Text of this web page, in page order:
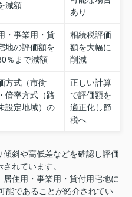
減額
あり
・事業用・貸
地の評価額を
％まで減額
相続税評価
額を大幅に
削減
方式（市街
倍率方式（路
設定地域）の
正しい計算
で評価額を
適正化し節
税へ
斜や高低差などを確認し評価
れています。
住用・事業用・貸付用宅地に
能であることが紹介されてい